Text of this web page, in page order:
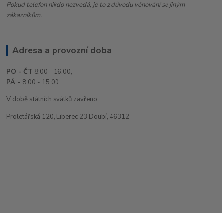
Pokud telefon nikdo nezvedá, je to z důvodu věnování se jiným
zákazníkům.
Adresa a provozní doba
PO - ČT 8:00 - 16.00,
PÁ - 8.00 - 15.00
V době státních svátků zavřeno.
Proletářská 120, Liberec 23 Doubí, 46312